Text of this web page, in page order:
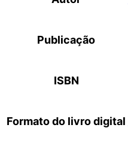
Publicação
ISBN
Formato do livro digital